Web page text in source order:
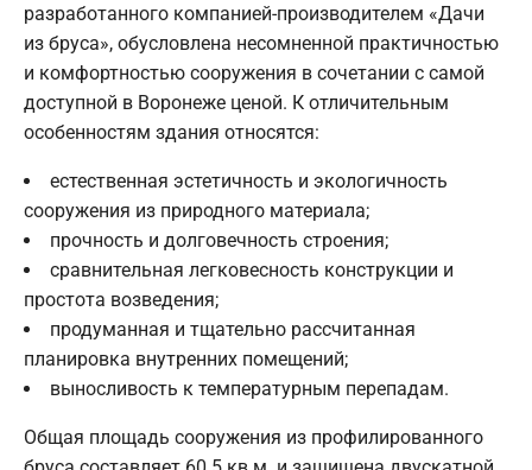
разработанного компанией-производителем «Дачи
из бруса», обусловлена несомненной практичностью
и комфортностью сооружения в сочетании с самой
доступной в Воронеже ценой. К отличительным
особенностям здания относятся:
естественная эстетичность и экологичность
сооружения из природного материала;
прочность и долговечность строения;
сравнительная легковесность конструкции и
простота возведения;
продуманная и тщательно рассчитанная
планировка внутренних помещений;
выносливость к температурным перепадам.
Общая площадь сооружения из профилированного